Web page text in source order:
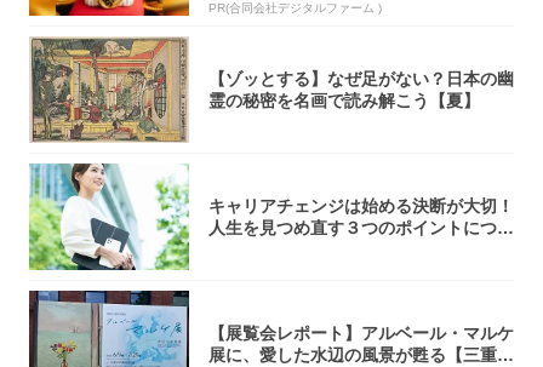
PR(合同会社デジタルファーム )
【ゾッとする】なぜ足がない？日本の幽
霊の秘密を名画で読み解こう【夏】
キャリアチェンジは始める決断が大切！
人生を見つめ直す３つのポイントについ
【展覧会レポート】アルベール・マルケ
展に、愛した水辺の風景が甦る【三重県